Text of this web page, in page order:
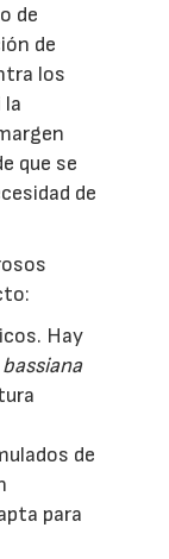
de
de
los
la
que se
de
Hay
de
para